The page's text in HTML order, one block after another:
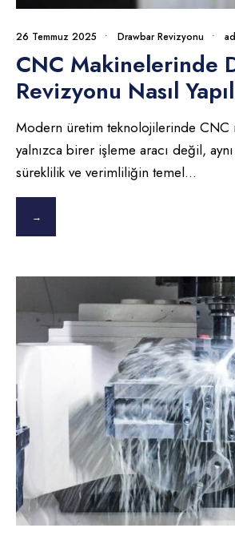
26 Temmuz 2025 • Drawbar Revizyonu •
CNC Makinelerinde
Revizyonu Nasıl
Modern üretim teknolojilerinde CNC
yalnızca birer işleme aracı değil,
süreklilik ve verimliliğin temel...
→